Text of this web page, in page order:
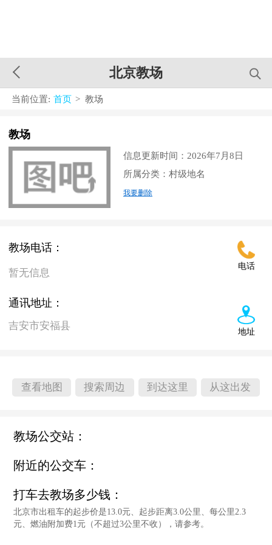
北京教场
当前位置: 首页 > 教场
教场
信息更新时间：2026年7月8日
所属分类：村级地名
我要删除
电话
教场电话：
暂无信息
地址
通讯地址：
吉安市安福县
查看地图 搜索周边 到达这里 从这出发
教场公交站：
附近的公交车：
打车去教场多少钱：
北京市出租车的起步价是13.0元、起步距离3.0公里、每公里2.3
元、燃油附加费1元（不超过3公里不收），请参考。